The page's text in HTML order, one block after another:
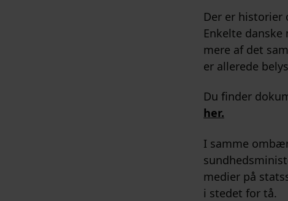
Der er historier
Enkelte
mere af det
er allerede
Du finder
her.
I samme
medier på
i stedet for tå.